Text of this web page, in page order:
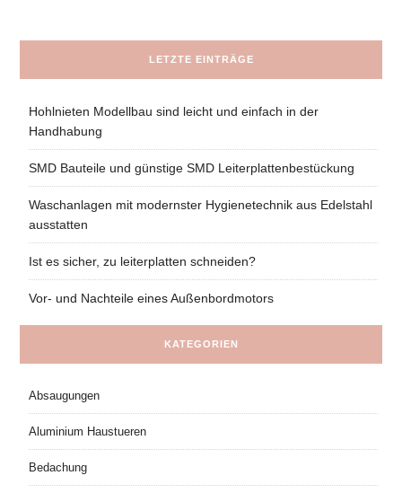
LETZTE EINTRÄGE
Hohlnieten Modellbau sind leicht und einfach in der
Handhabung
SMD Bauteile und günstige SMD Leiterplattenbestückung
Waschanlagen mit modernster Hygienetechnik aus Edelstahl
ausstatten
Ist es sicher, zu leiterplatten schneiden?
Vor- und Nachteile eines Außenbordmotors
KATEGORIEN
Absaugungen
Aluminium Haustueren
Bedachung